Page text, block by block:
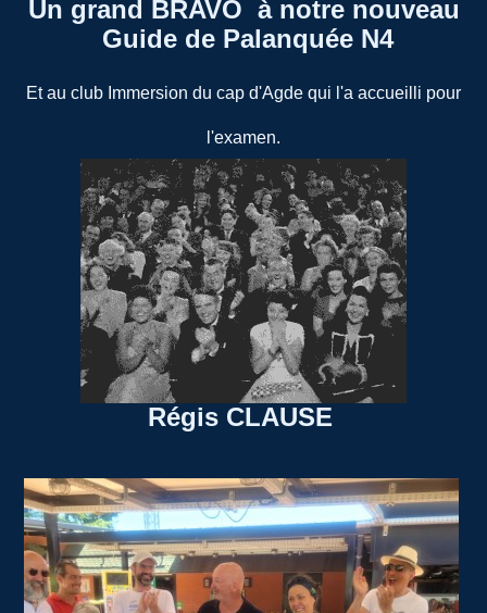
Un grand BRAVO à notre nouveau
Guide de Palanquée N4
Et au club Immersion du cap d'Agde qui l'a accueilli pour
l'examen.
Régis CLAUSE